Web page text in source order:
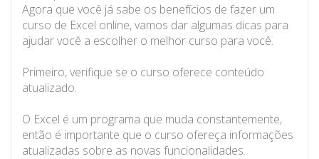
Agora que você já sabe os benefícios de fazer um
curso de Excel online, vamos dar algumas dicas para
ajudar você a escolher o melhor curso para você.
Primeiro, verifique se o curso oferece conteúdo
atualizado.
O Excel é um programa que muda constantemente,
então é importante que o curso ofereça informações
atualizadas sobre as novas funcionalidades.